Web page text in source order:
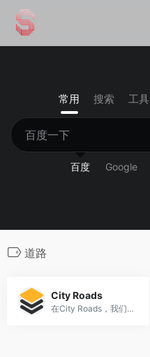
常用 搜索 工具
百度 Google
道路
City Roads
在City Roads，我们将普通的城市道路地图转化为令人惊叹的艺术品